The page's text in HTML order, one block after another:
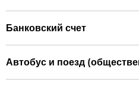
Банковский счет
Автобус и поезд